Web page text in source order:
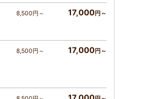
8,500円～ 17,000円～
8,500円～ 17,000円～